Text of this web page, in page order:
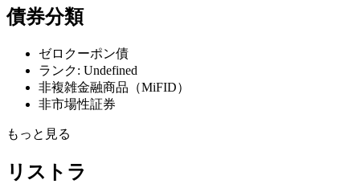
債券分類
ゼロクーポン債
ランク: Undefined
非複雑金融商品（MiFID）
非市場性証券
もっと見る
リストラ